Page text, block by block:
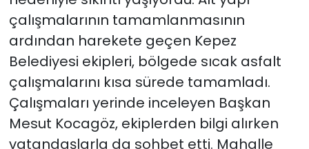
çalışmalarının tamamlanmasının
ardından harekete geçen Kepez
Belediyesi ekipleri, bölgede sıcak asfalt
çalışmalarını kısa sürede tamamladı.
Çalışmaları yerinde inceleyen Başkan
Mesut Kocagöz, ekiplerden bilgi alırken
vatandaşlarla da sohbet etti. Mahalle